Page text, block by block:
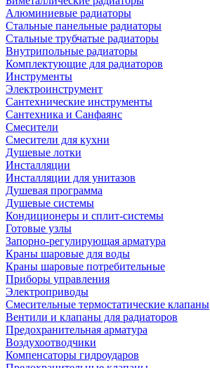
Алюминиевые радиаторы
Стальные панельные радиаторы
Стальные трубчатые радиаторы
Внутрипольные радиаторы
Комплектующие для радиаторов
Инструменты
Электроинструмент
Сантехнические инструменты
Сантехника и Санфаянс
Смесители
Смесители для кухни
Душевые лотки
Инсталляции
Инсталляции для унитазов
Душевая программа
Душевые системы
Кондиционеры и сплит-системы
Готовые узлы
Запорно-регулирующая арматура
Краны шаровые для воды
Краны шаровые потребительные
Приборы управления
Электроприводы
Смесительные термостатические клапаны
Вентили и клапаны для радиаторов
Предохранительная арматура
Воздухоотводчики
Компенсаторы гидроударов